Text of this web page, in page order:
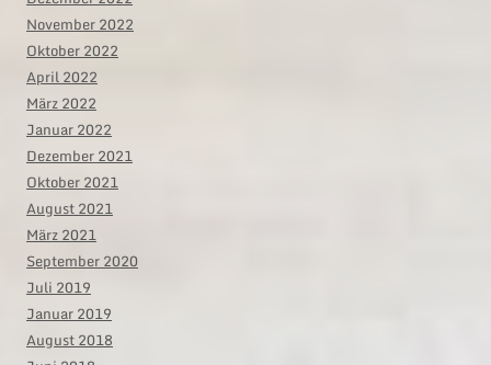
November 2022
Oktober 2022
April 2022
März 2022
Januar 2022
Dezember 2021
Oktober 2021
August 2021
März 2021
September 2020
Juli 2019
Januar 2019
August 2018